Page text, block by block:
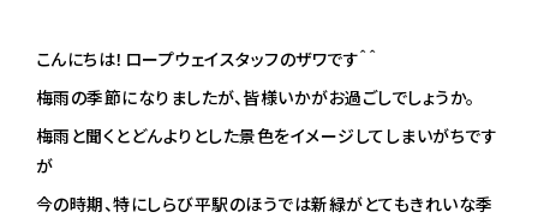
こんにちは！ロープウェイスタッフのザワです＾＾
梅雨の季節になりましたが、皆様いかがお過ごしでしょうか。
梅雨と聞くとどんよりとした景色をイメージしてしまいがちです
が
今の時期、特にしらび平駅のほうでは新緑がとてもきれいな季